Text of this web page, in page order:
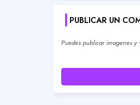
PUBLICAR UN
Puedes publicar imagenes